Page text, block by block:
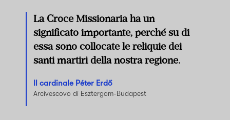
La Croce Missionaria ha un
significato importante, perché su di
essa sono collocate le reliquie dei
santi martiri della nostra regione.
Il cardinale Péter Erdő
Arcivescovo di Esztergom-Budapest